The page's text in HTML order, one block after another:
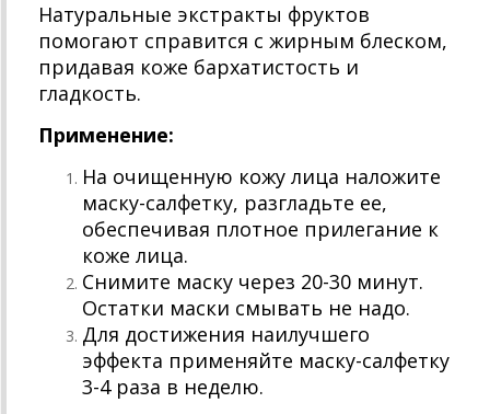
Натуральные экстракты фруктов
помогают справится с жирным блеском,
придавая коже бархатистость и
гладкость.
Применение:
На очищенную кожу лица наложите
маску-салфетку, разгладьте ее,
обеспечивая плотное прилегание к
коже лица.
Снимите маску через 20-30 минут.
Остатки маски смывать не надо.
Для достижения наилучшего
эффекта применяйте маску-салфетку
3-4 раза в неделю.